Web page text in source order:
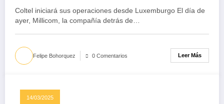
Coltel iniciará sus operaciones desde Luxemburgo El día de
ayer, Millicom, la compañía detrás de…
Felipe Bohorquez 0 Comentarios Leer Más
14/03/2025